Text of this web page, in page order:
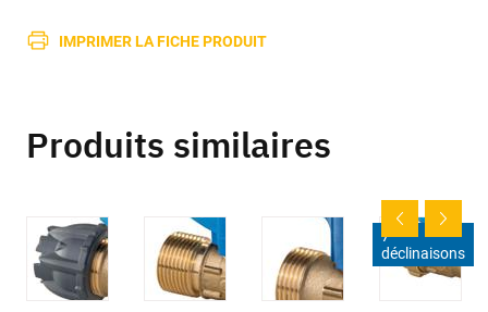
IMPRIMER LA FICHE PRODUIT
Produits similaires
7
déclinaisons